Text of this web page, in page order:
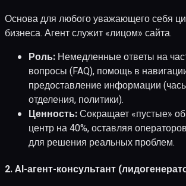
Основа для любого уважающего себя
бизнеса. Агент служит «лицом» сайта.
Роль: Немедленные ответы на
вопросы (FAQ), помощь в
предоставление информации
отделения, политики).
Ценность:Сокращает «пустые»
центр на 40%, оставляя
для решения реальных проблем.
2. AI-агент-консультант